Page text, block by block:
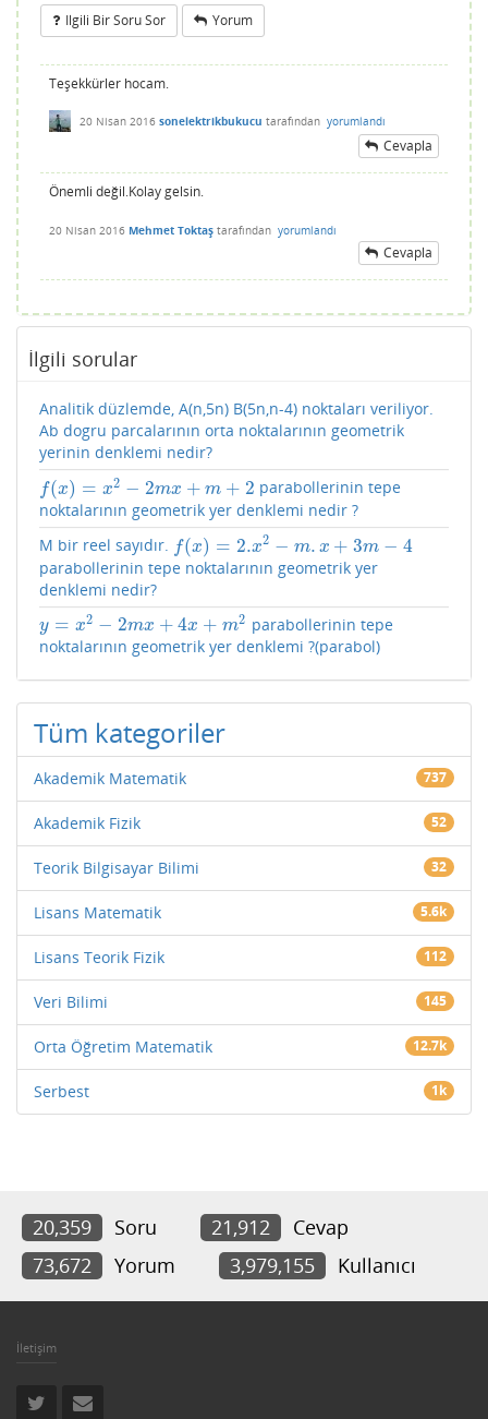
Ilgili Bir Soru Sor Yorum
Teşekkürler hocam.
20 Nisan 2016 sonelektrikbukucu tarafından yorumlandı
Cevapla
Önemli değil.Kolay gelsin.
20 Nisan 2016 Mehmet Toktaş tarafından yorumlandı
Cevapla
İlgili sorular
Analitik düzlemde, A(n,5n) B(5n,n-4) noktaları veriliyor.
Ab dogru parcalarının orta noktalarının geometrik
yerinin denklemi nedir?
f(x) = x2 − 2mx + m + 2
f(x)=x 2−2mx +m+2
parabollerinin tepe
noktalarının geometrik yer denklemi nedir ?
M bir reel sayıdır. f(x) = 2.x2 − m. x + 3m − 4
f(x)=2. x2 −m.x+3m−4
parabollerinin tepe noktalarının geometrik yer
denklemi nedir?
y = x2 − 2mx + 4x + m2
y= x2 −2mx +4x+m 2
parabollerinin tepe
noktalarının geometrik yer denklemi ?(parabol)
Tüm kategoriler
Akademik Matematik 737
Akademik Fizik 52
Teorik Bilgisayar Bilimi 32
Lisans Matematik 5.6k
Lisans Teorik Fizik 112
Veri Bilimi 145
Orta Öğretim Matematik 12.7k
Serbest 1k
20,359 Soru 21,912
Cevap
73,672
Yorum 3,979,155 Kullanıcı
İletişim